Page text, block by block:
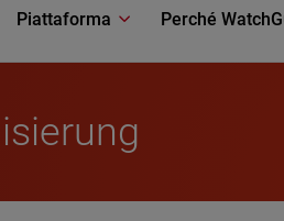
Piattaforma Perché